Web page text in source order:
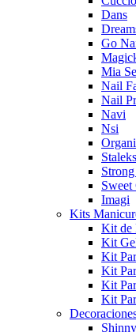
Dans
Go
Mia
Nail
Nail
Navi
Nsi
Staleks
Imagi
Kits
Kit de
Kit
Kit
Kit
Kit
Kit